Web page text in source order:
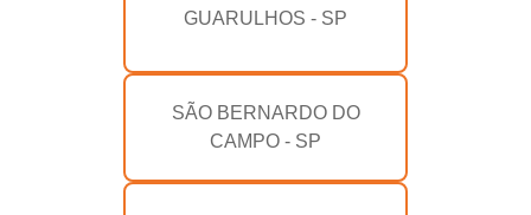
GUARULHOS - SP
SÃO BERNARDO DO
CAMPO - SP